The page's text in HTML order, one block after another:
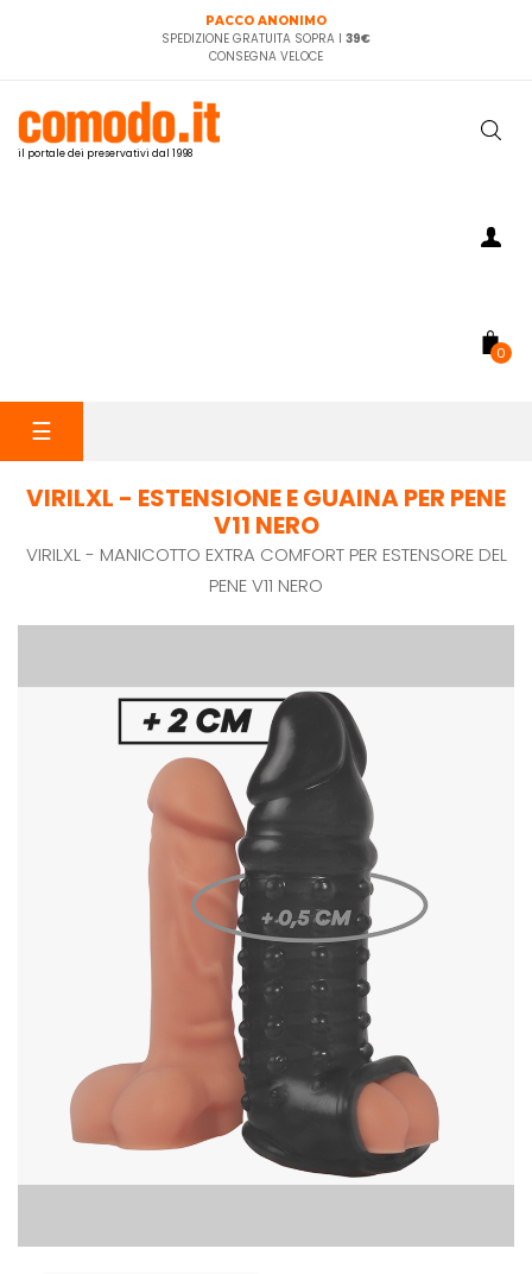
PACCO ANONIMO
SPEDIZIONE GRATUITA SOPRA I 39€
CONSEGNA VELOCE
il portale dei preservativi dal 1998
0
navigazione
☰
VIRILXL - ESTENSIONE E GUAINA PER PENE
V11 NERO
VIRILXL - MANICOTTO EXTRA COMFORT PER ESTENSORE DEL
PENE V11 NERO